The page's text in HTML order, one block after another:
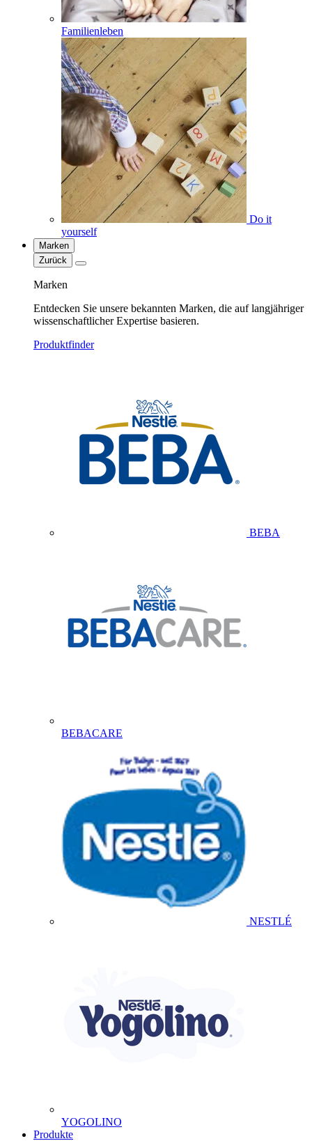
Familienleben
Do it
yourself
Marken
Zurück
Marken
Entdecken Sie unsere bekannten Marken, die auf langjähriger
wissenschaftlicher Expertise basieren.
Produktfinder
BEBA
BEBACARE
NESTLÉ
YOGOLINO
Produkte